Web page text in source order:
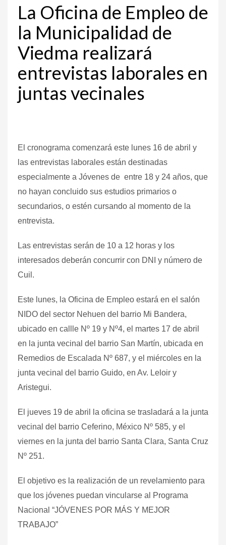
La Oficina de Empleo de
la Municipalidad de
Viedma realizará
entrevistas laborales en
juntas vecinales
El cronograma comenzará este lunes 16 de abril y
las entrevistas laborales están destinadas
especialmente a Jóvenes de entre 18 y 24 años, que
no hayan concluido sus estudios primarios o
secundarios, o estén cursando al momento de la
entrevista.
Las entrevistas serán de 10 a 12 horas y los
interesados deberán concurrir con DNI y número de
Cuil.
Este lunes, la Oficina de Empleo estará en el salón
NIDO del sector Nehuen del barrio Mi Bandera,
ubicado en callle Nº 19 y Nº4, el martes 17 de abril
en la junta vecinal del barrio San Martín, ubicada en
Remedios de Escalada Nº 687, y el miércoles en la
junta vecinal del barrio Guido, en Av. Leloir y
Aristegui.
El jueves 19 de abril la oficina se trasladará a la junta
vecinal del barrio Ceferino, México Nº 585, y el
viernes en la junta del barrio Santa Clara, Santa Cruz
Nº 251.
El objetivo es la realización de un revelamiento para
que los jóvenes puedan vincularse al Programa
Nacional “JÓVENES POR MÁS Y MEJOR
TRABAJO”